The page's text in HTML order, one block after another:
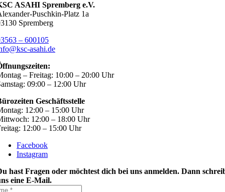
ASAHI Spremberg e.V.
Puschkin-Platz 1a
Spremberg
– 600105
asahi.de
– Freitag: 10:00 – 20:00 Uhr
09:00 – 12:00 Uhr
Geschäftsstelle
12:00 – 15:00 Uhr
12:00 – 18:00 Uhr
12:00 – 15:00 Uhr
Facebook
Instagram
hast Fragen oder möchtest dich bei uns anmelden. Dann
eine E-Mail.